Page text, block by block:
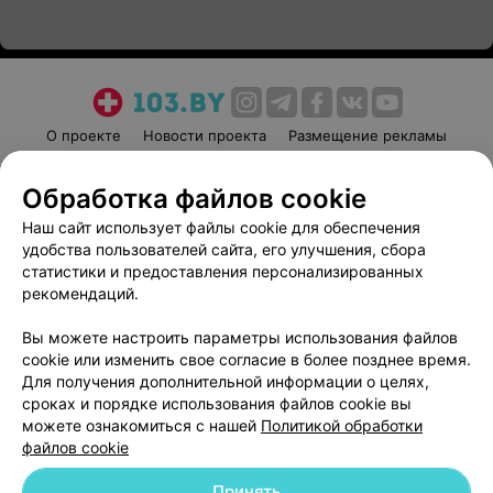
О проекте Новости проекта
Размещение рекламы
Пользовательское соглашение
Способы оплаты
Вакансии
Партнеры
Написать руководителю 103.by
Обработка персональных данных
Обработка файлов cookie
Наш сайт использует файлы cookie для обеспечения
удобства пользователей сайта, его улучшения, сбора
статистики и предоставления персонализированных
рекомендаций.
Вы можете настроить параметры использования файлов
cookie или изменить свое согласие в более позднее время.
Для получения дополнительной информации о целях,
сроках и порядке использования файлов cookie вы
можете ознакомиться с нашей Политикой обработки
файлов cookie